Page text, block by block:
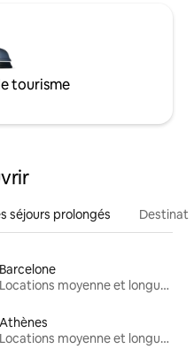
tourisme
séjours prolongés
Barcelone
Locations moyenne et longue durée
Athènes
Locations moyenne et longue durée